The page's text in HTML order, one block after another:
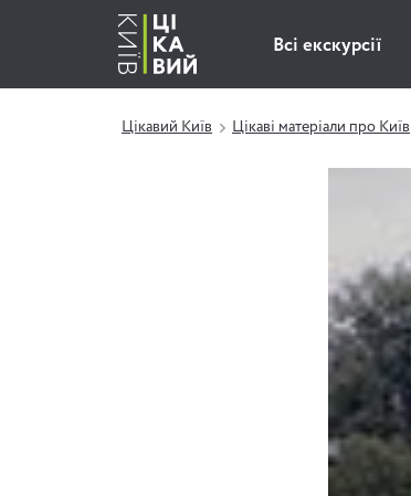
Всі екскурсії
Цікавий Київ Цікаві матеріали про Київ